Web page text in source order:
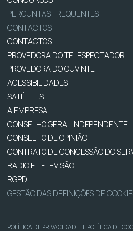
PERGUNTAS FREQUENTES
CONTACTOS
CONTACTOS
PROVEDORA DO TELESPECTADOR
PROVEDORA DO OUVINTE
ACESSIBILIDADES
SATÉLITES
A EMPRESA
CONSELHO GERAL INDEPENDENTE
CONSELHO DE OPINIÃO
CONTRATO DE CONCESSÃO DO
RÁDIO E TELEVISÃO
RGPD
GESTÃO DAS DEFINIÇÕES DE
POLÍTICA DE PRIVACIDADE | POLÍTICA DE